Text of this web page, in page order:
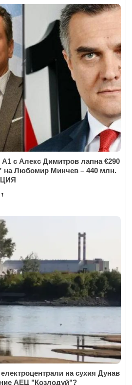
А1 с Алекс Димитров лапна €290
на Любомир Минчев – 440 млн.
1
на сухия Дунав
АЕЦ "Козлодуй"?